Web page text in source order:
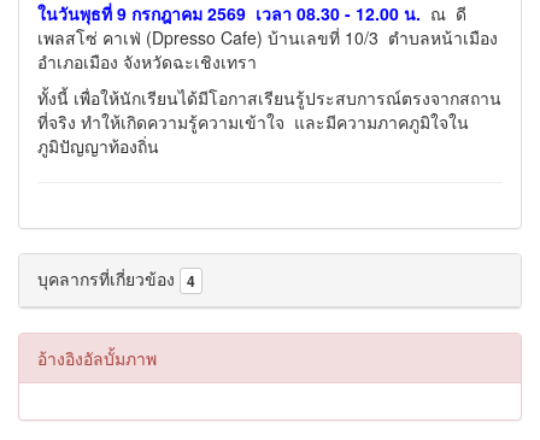
ในวันพุธที่ 9 กรกฎาคม 2569 เวลา 08.30 - 12.00 น. ณ ดี
เพลสโซ่ คาเฟ่ (Dpresso Cafe) บ้านเลขที่ 10/3 ตำบลหน้าเมือง
อำเภอเมือง จังหวัดฉะเชิงเทรา
ทั้งนี้ เพื่อให้นักเรียนได้มีโอกาสเรียนรู้ประสบการณ์ตรงจากสถาน
ที่จริง ทำให้เกิดความรู้ความเข้าใจ และมีความภาคภูมิใจใน
ภูมิปัญญาท้องถิ่น
บุคลากรที่เกี่ยวข้อง 4
อ้างอิงอัลบั้มภาพ